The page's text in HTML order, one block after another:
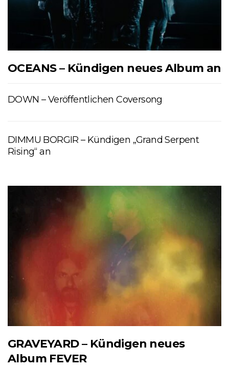
OCEANS – Kündigen neues Album an
DOWN – Veröffentlichen Coversong
DIMMU BORGIR – Kündigen „Grand Serpent
Rising“ an
GRAVEYARD – Kündigen neues
Album FEVER